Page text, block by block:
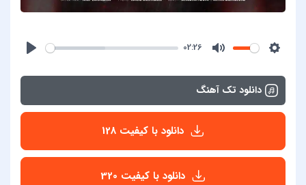
02:26
دانلود تک آهنگ
دانلود با کیفیت 128
دانلود با کیفیت 320